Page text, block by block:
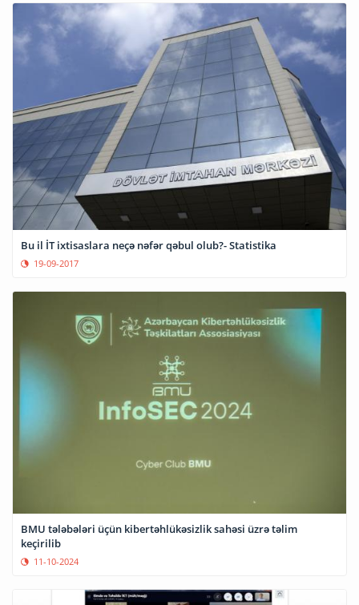
Bu il İT ixtisaslara neçə nəfər qəbul olub?- Statistika
19-09-2017
BMU tələbələri üçün kibertəhlükəsizlik sahəsi üzrə təlim
keçirilib
11-10-2024